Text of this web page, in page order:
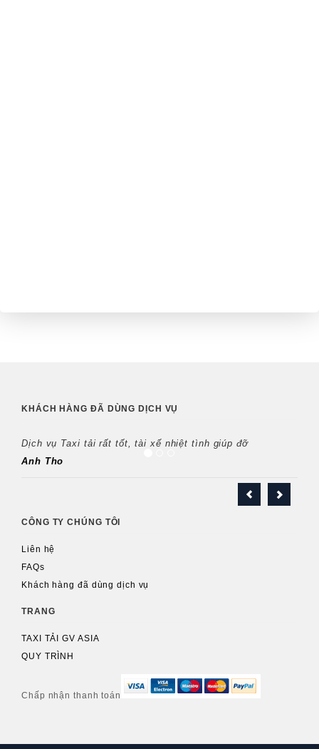
KHÁCH HÀNG ĐÃ DÙNG DỊCH VỤ
Dịch vụ Taxi tải rất tốt, tài xế nhiệt tình giúp đỡ
Anh Tho
CÔNG TY CHÚNG TÔI
Liên hệ
FAQs
Khách hàng đã dùng dịch vụ
TRANG
TAXI TẢI GV ASIA
QUY TRÌNH
Chấp nhận thanh toán